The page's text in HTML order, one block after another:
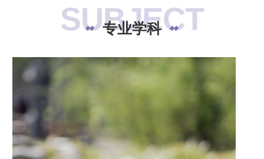
SUBJECT
专业学科